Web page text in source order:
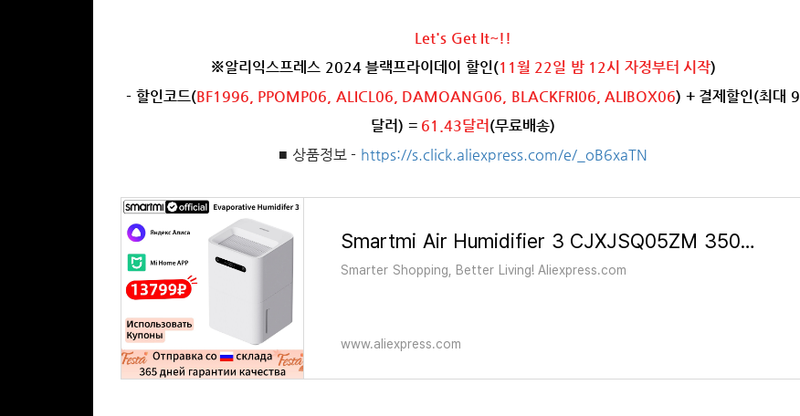
Let's Get It~!!
※알리익스프레스 2024 블랙프라이데이 할인(11월 22일 밤 12시 자정부터 시작)
- 할인코드(BF1996, PPOMP06, ALICL06, DAMOANG06, BLACKFRI06, ALIBOX06) + 결제할인(최대 9
달러) = 61.43달러 (무료배송)
■ 상품정보 - https://s.click.aliexpress.com/e/_oB6xaTN
Smartmi Air Humidifier 3 CJXJSQ05ZM 350mL/h Natural Evaporation Mi Home APP/Voice Control Quiet Sleep Mode 5L Large Water Tank -
Smarter Shopping, Better Living! Aliexpress.com
www.aliexpress.com